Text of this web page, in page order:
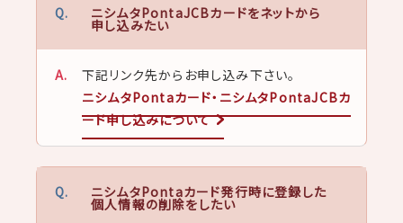
ニシムタPontaJCBカードをネットから
申し込みたい
下記リンク先からお申し込み下さい。
ニシムタPontaカード・ニシムタPontaJCBカ
ード申し込みについて
ニシムタPontaカード発行時に登録した
個人情報の削除をしたい